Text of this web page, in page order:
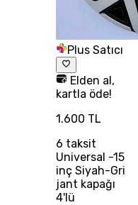
Plus Satıcı
Elden al,
kartla öde!
1.600 TL
6 taksit
Universal -15
inç Siyah-Gri
jant kapağı
4'lü